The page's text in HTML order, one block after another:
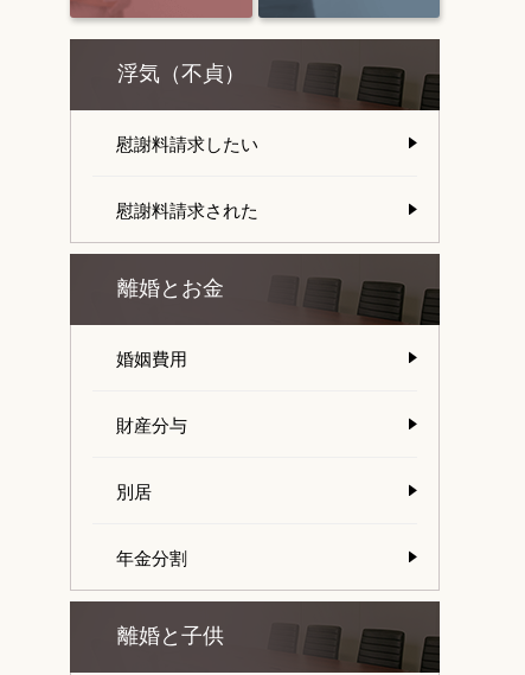
浮気（不貞）
慰謝料請求したい
慰謝料請求された
離婚とお金
婚姻費用
財産分与
別居
年金分割
離婚と子供